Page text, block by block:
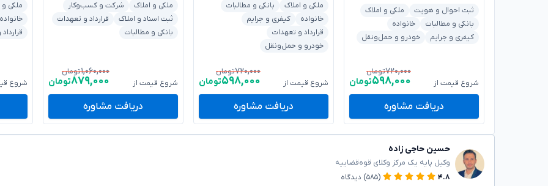
ثبت احوال و هویت
ملکی و املاک
بانکی و مطالبات
خانواده
کیفری و جرایم
خودرو و حمل‌ونقل
شروع قیمت از
۷۲۰,۰۰۰تومان
۵۹۸,۰۰۰تومان
دریافت مشاوره
ملکی و املاک
بانکی و مطالبات
خانواده
کیفری و جرایم
قرارداد و تعهدات
خودرو و حمل‌ونقل
شروع قیمت از
۷۲۰,۰۰۰تومان
۵۹۸,۰۰۰تومان
دریافت مشاوره
ملکی و املاک
شرکت و کسب‌وکار
ثبت اسناد و املاک
قرارداد و تعهدات
بانکی و مطالبات
شروع قیمت از
۱,۰۶۰,۰۰۰تومان
۸۷۹,۰۰۰تومان
دریافت مشاوره
ملکی و
خانواده
شروع
حسین حاجی زاده
وکیل پایه یک مرکز وکلای قوه‌قضاییه
۴.۸
(۵۸۵) دیدگاه